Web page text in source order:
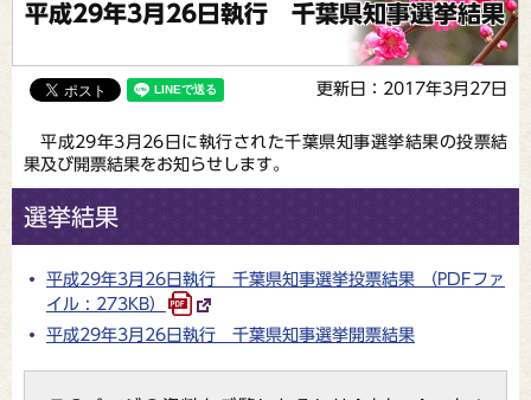
平成29年3月26日執行 千葉県知事選挙結果
更新日：2017年3月27日
平成29年3月26日に執行された千葉県知事選挙結果の投票結
果及び開票結果をお知らせします。
選挙結果
平成29年3月26日執行 千葉県知事選挙投票結果 （PDFファ
イル : 273KB）
平成29年3月26日執行 千葉県知事選挙開票結果